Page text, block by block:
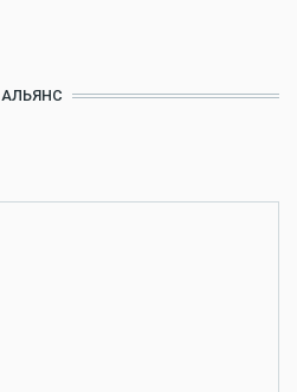
АЛЬЯНС